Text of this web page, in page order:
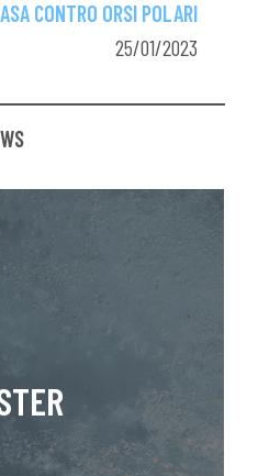
CONTRO ORSI POLARI
25/01/2023